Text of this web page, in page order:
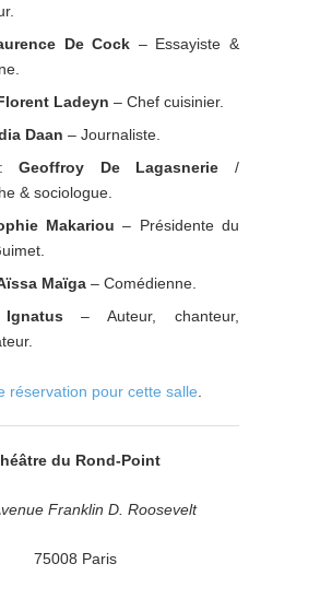
De Cock – Essayiste &
Ladeyn – Chef cuisinier.
Daan – Journaliste.
:Geoffroy De Lagasnerie /
& sociologue.
Makariou – Présidente du
Maïga – Comédienne.
Ignatus – Auteur, chanteur,
réservation pour cette salle
du Rond-Point
Franklin D. Roosevelt
75008 Paris